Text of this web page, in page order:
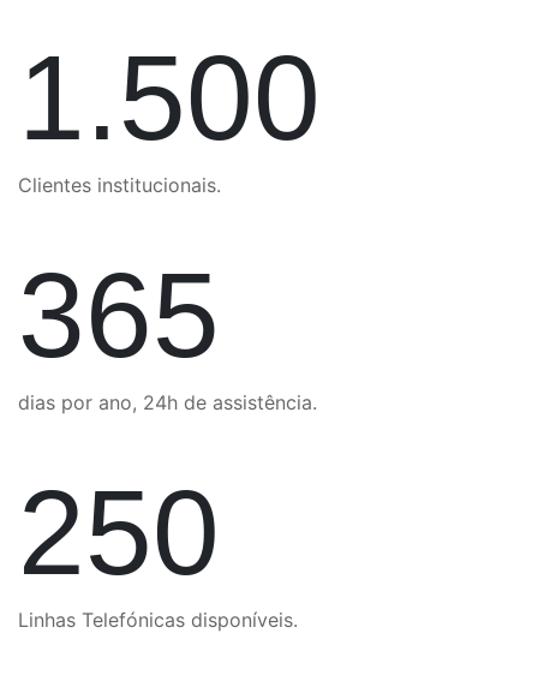
1.500
Clientes institucionais.
365
dias por ano, 24h de assistência.
250
Linhas Telefónicas disponíveis.